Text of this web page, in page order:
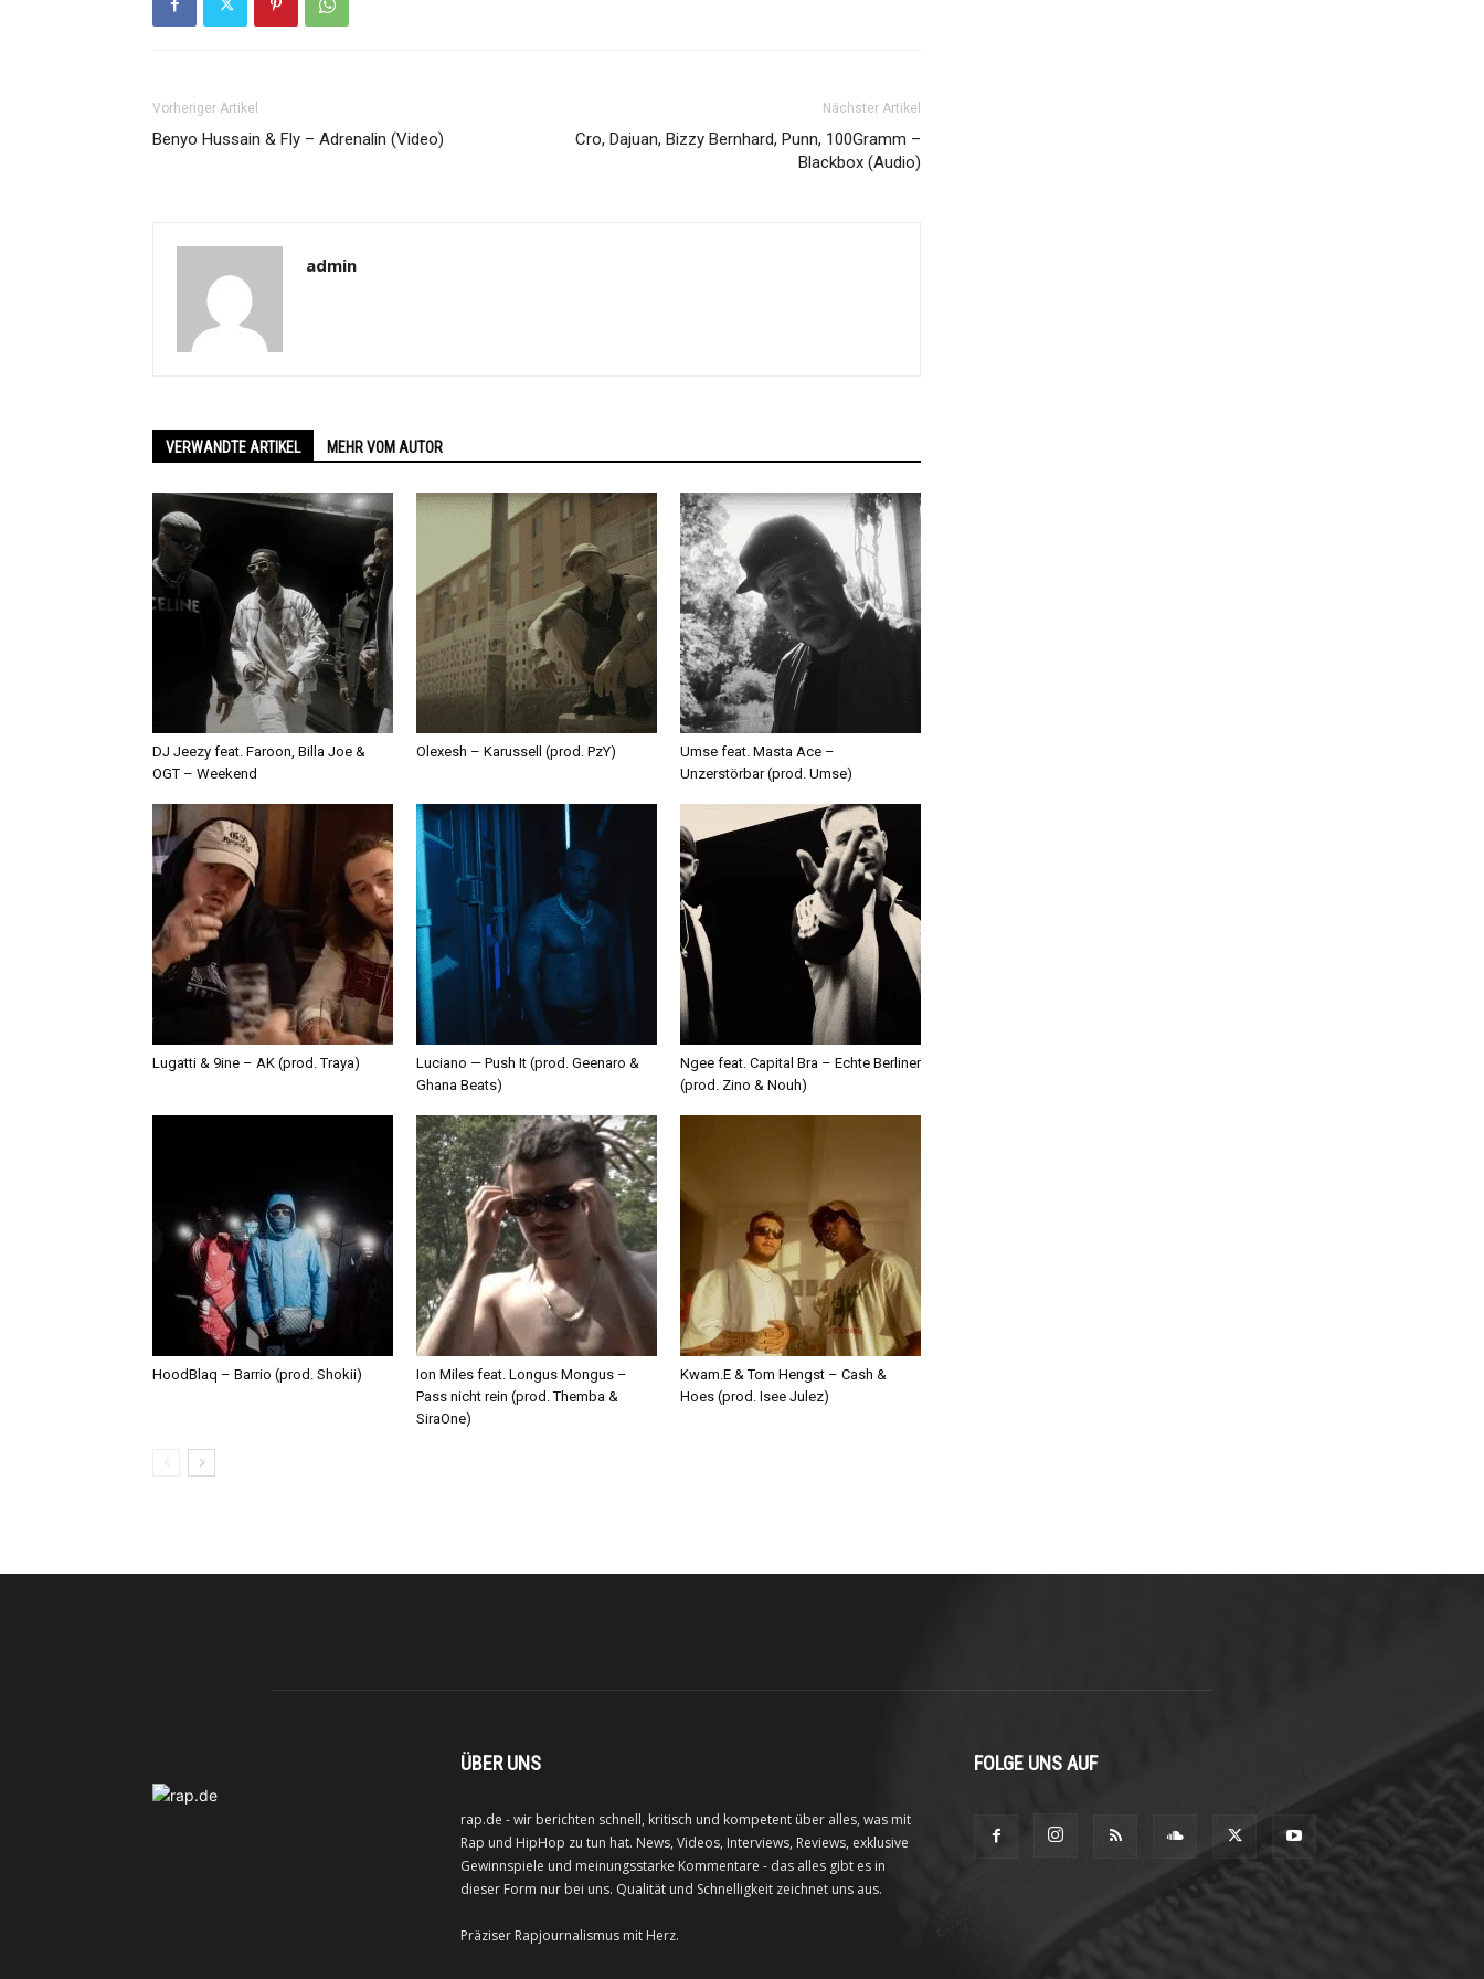
Vorheriger Artikel
Benyo Hussain & Fly – Adrenalin (Video)
Nächster Artikel
Cro, Dajuan, Bizzy Bernhard, Punn, 100Gramm –
Blackbox (Audio)
admin
VERWANDTE ARTIKEL MEHR VOM AUTOR
DJ Jeezy feat. Faroon, Billa Joe &
OGT – Weekend
Olexesh – Karussell (prod. PzY)
Umse feat. Masta Ace –
Unzerstörbar (prod. Umse)
Lugatti & 9ine – AK (prod. Traya)
Luciano — Push It (prod. Geenaro &
Ghana Beats)
Ngee feat. Capital Bra – Echte Berliner
(prod. Zino & Nouh)
HoodBlaq – Barrio (prod. Shokii)
Ion Miles feat. Longus Mongus –
Pass nicht rein (prod. Themba &
SiraOne)
Kwam.E & Tom Hengst – Cash &
Hoes (prod. Isee Julez)
ÜBER UNS
rap.de - wir berichten schnell, kritisch und kompetent über alles, was mit
Rap und HipHop zu tun hat. News, Videos, Interviews, Reviews, exklusive
Gewinnspiele und meinungsstarke Kommentare - das alles gibt es in
dieser Form nur bei uns. Qualität und Schnelligkeit zeichnet uns aus.
Präziser Rapjournalismus mit Herz.
FOLGE UNS AUF